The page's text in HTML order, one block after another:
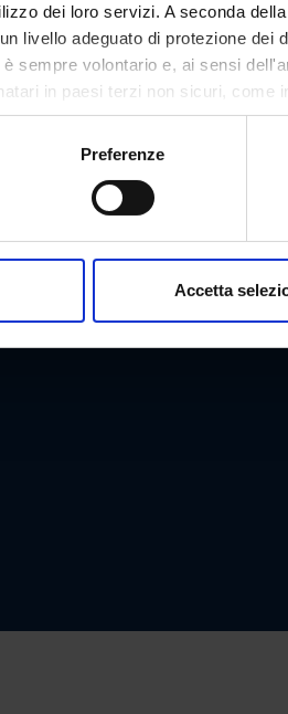
dei loro servizi. A seconda
livello adeguato di protezione
sempre volontario e, ai sensi
in paesi terzi non sicuri, come
dei dati. Il tuo consenso non
momento sul nostro sito.
Preferenze
Accetta